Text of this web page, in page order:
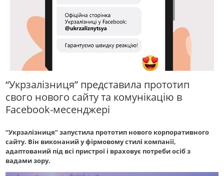
“Укрзалізниця” представила прототип
свого нового сайту та комунiкацiю в
Facebook-месенджерi
“Укрзалізниця” запустила прототип нового корпоративного
сайту. Він виконаний у фірмовому стилі компанії,
адаптований під всі пристрої і враховує потреби осіб з
вадами зору.